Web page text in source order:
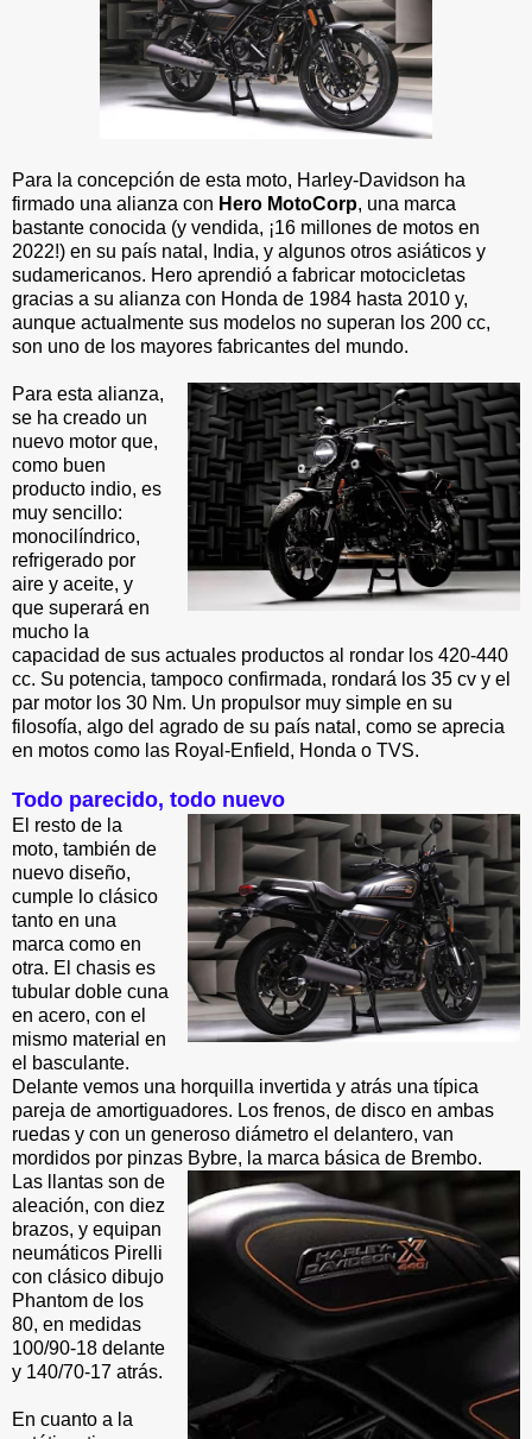
Para la concepción de esta moto, Harley-Davidson ha
firmado una alianza con Hero MotoCorp, una marca
bastante conocida (y vendida, ¡16 millones de motos en
2022!) en su país natal, India, y algunos otros asiáticos y
sudamericanos. Hero aprendió a fabricar motocicletas
gracias a su alianza con Honda de 1984 hasta 2010 y,
aunque actualmente sus modelos no superan los 200 cc,
son uno de los mayores fabricantes del mundo.
Para esta alianza,
se ha creado un
nuevo motor que,
como buen
producto indio, es
muy sencillo:
monocilíndrico,
refrigerado por
aire y aceite, y
que superará en
mucho la
capacidad de sus actuales productos al rondar los 420-440
cc. Su potencia, tampoco confirmada, rondará los 35 cv y el
par motor los 30 Nm. Un propulsor muy simple en su
filosofía, algo del agrado de su país natal, como se aprecia
en motos como las Royal-Enfield, Honda o TVS.
Todo parecido, todo nuevo
El resto de la
moto, también de
nuevo diseño,
cumple lo clásico
tanto en una
marca como en
otra. El chasis es
tubular doble cuna
en acero, con el
mismo material en
el basculante.
Delante vemos una horquilla invertida y atrás una típica
pareja de amortiguadores. Los frenos, de disco en ambas
ruedas y con un generoso diámetro el delantero, van
mordidos por pinzas Bybre, la marca básica de Brembo.
Las llantas son de
aleación, con diez
brazos, y equipan
neumáticos Pirelli
con clásico dibujo
Phantom de los
80, en medidas
100/90-18 delante
y 140/70-17 atrás.
En cuanto a la